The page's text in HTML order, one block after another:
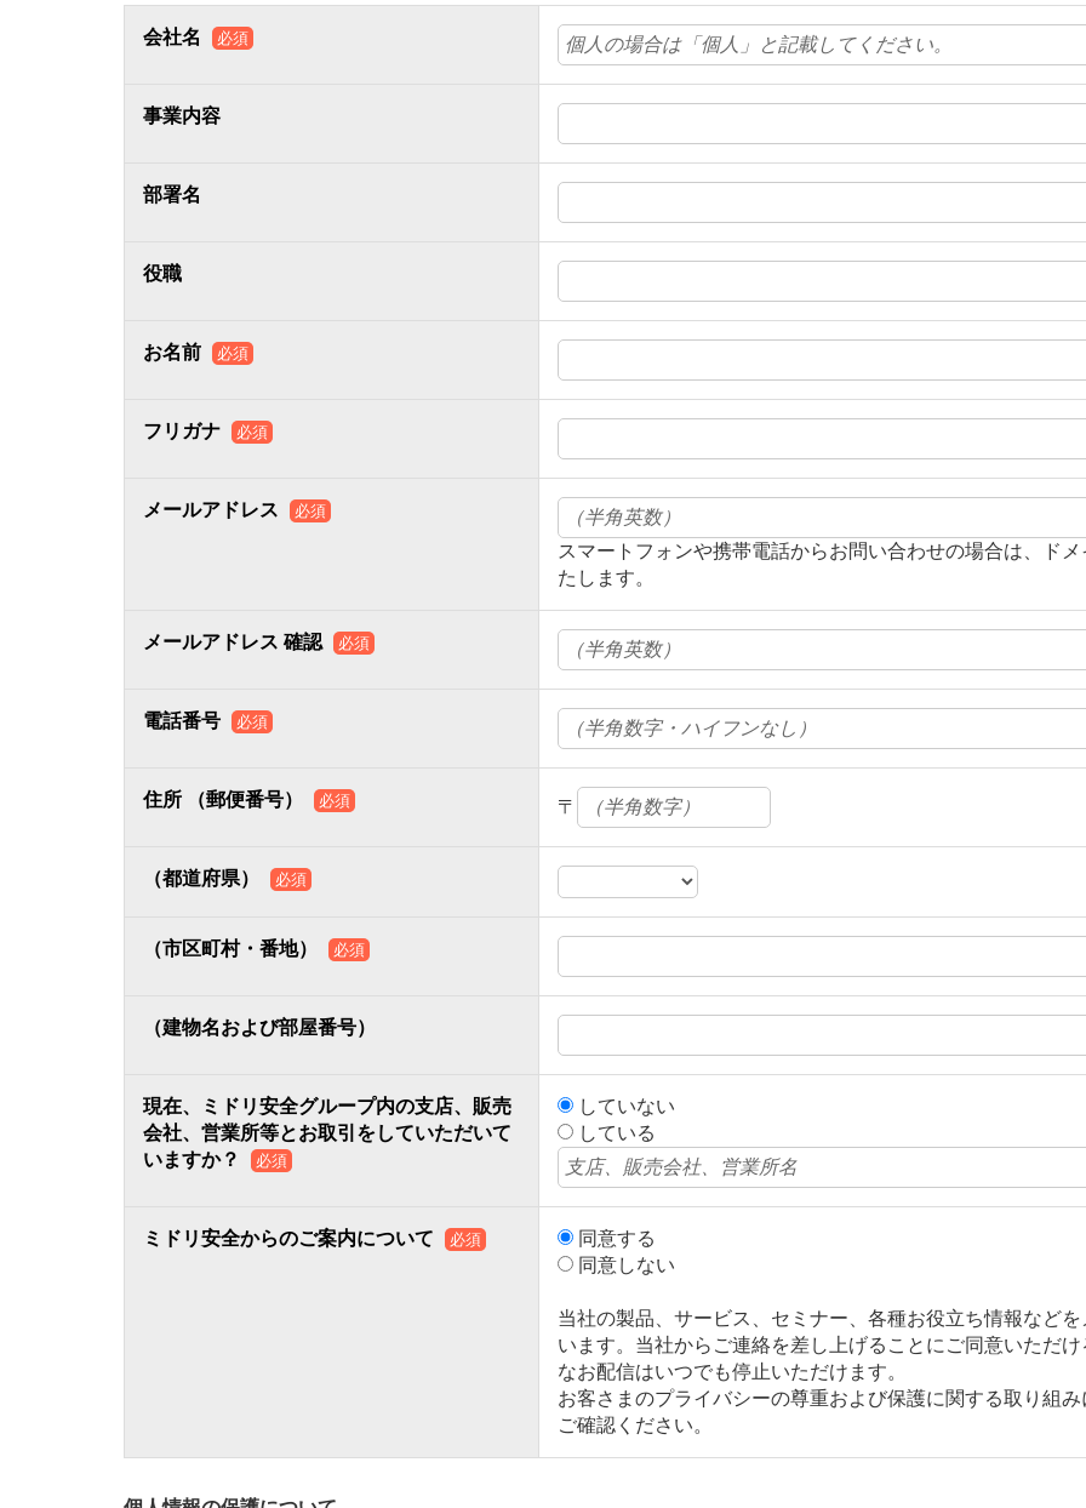
会社名 必須
事業内容
部署名
役職
お名前 必須
フリガナ 必須
メールアドレス 必須
スマートフォンや携帯電話からお問い合わせの場合は、ド
たします。
メールアドレス 確認 必須
電話番号 必須
住所 （郵便番号） 必須 〒
（都道府県） 必須
（市区町村・番地） 必須
（建物名および部屋番号）
現在、ミドリ安全グループ内の支店、販売
会社、営業所等とお取引をしていただいて
いますか？
必須
していない
している
ミドリ安全からのご案内について 必須
同意する
同意しない
当社の製品、サービス、セミナー、各種お役立ち情報など
います。当社からご連絡を差し上げることにご同意いただ
なお配信はいつでも停止いただけます。
お客さまのプライバシーの尊重および保護に関する取り組
ご確認ください。